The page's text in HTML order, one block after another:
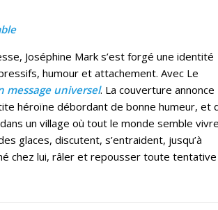
Joséphine Mark s’est forgé une identité
humour et attachement. Avec Le
message universel. La couverture annonce
héroïne débordant de bonne humeur, et
un village où tout le monde semble vivre
glaces, discutent, s’entraident, jusqu’à
chez lui, râler et repousser toute tentative